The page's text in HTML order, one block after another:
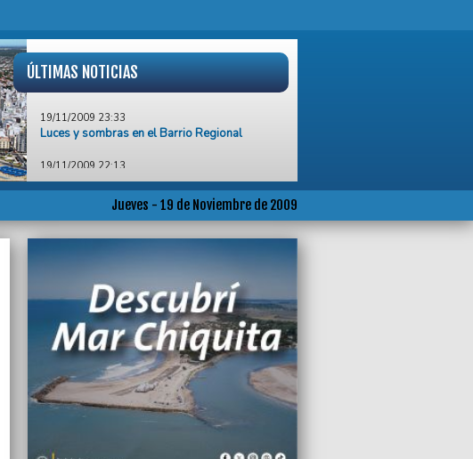
ÚLTIMAS NOTICIAS
Luces y sombras en el Barrio Regional
Declararon hija dilecta de Mar del Plata a
María del Carmen “Coca” Maggi
19/11/2009 12:29
“Queremos promover el uso de la memoria
para que la muerte de tantos no haya sido en
19/11/2009 11:27
Importante operativo antidrogas de la Policía
de Mar del Plata
19/11/2009 11:18
Bonaerenses: Fabián Cubero dio una clínica de
fútbol
Jueves - 19 de Noviembre de 2009